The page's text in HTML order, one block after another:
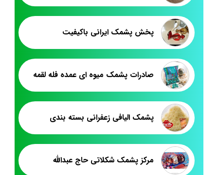
پخش پشمک ایرانی باکیفیت
صادرات پشمک میوه ای عمده فله لقمه
پشمک الیافی زعفرانی بسته بندی
مرکز پشمک شکلاتی حاج عبدالله